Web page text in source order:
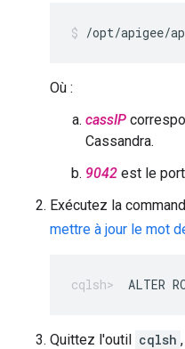
/opt/apigee/
Où :
cassIP
Cassandra.
9042 est le
Exécutez la
mettre à jour le mot
ALTER
Quittez l'outil cqlsh